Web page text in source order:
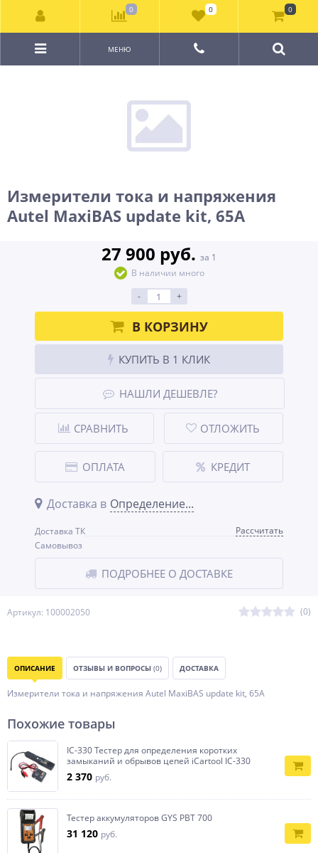
МЕНЮ
Измерители тока и напряжения
Autel MaxiBAS update kit, 65A
Артикул: 100002050 (0)
27 900 руб. за 1
В наличии много
-
+
В КОРЗИНУ
КУПИТЬ В 1 КЛИК
НАШЛИ ДЕШЕВЛЕ?
СРАВНИТЬ ОТЛОЖИТЬ
ОПЛАТА КРЕДИТ
Доставка в Определение...
Доставка ТК
Рассчитать
Самовывоз
ПОДРОБНЕЕ О ДОСТАВКЕ
ОПИСАНИЕ ОТЗЫВЫ И ВОПРОСЫ (0) ДОСТАВКА
Измерители тока и напряжения Autel MaxiBAS update kit, 65A
Похожие товары
IC-330 Тестер для определения коротких
замыканий и обрывов цепей iCartool IC-330
2 370 руб.
Тестер аккумуляторов GYS PВТ 700
31 120 руб.
0 0 0